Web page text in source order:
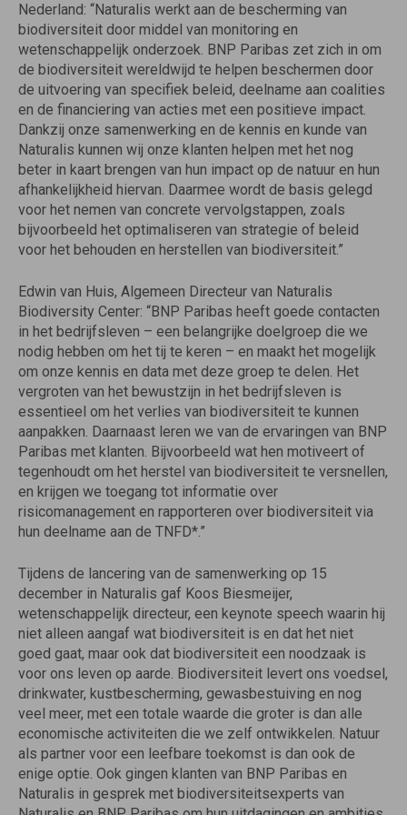
Nederland: “Naturalis werkt aan de bescherming van
biodiversiteit door middel van monitoring en
wetenschappelijk onderzoek. BNP Paribas zet zich in om
de biodiversiteit wereldwijd te helpen beschermen door
de uitvoering van specifiek beleid, deelname aan coalities
en de financiering van acties met een positieve impact.
Dankzij onze samenwerking en de kennis en kunde van
Naturalis kunnen wij onze klanten helpen met het nog
beter in kaart brengen van hun impact op de natuur en hun
afhankelijkheid hiervan. Daarmee wordt de basis gelegd
voor het nemen van concrete vervolgstappen, zoals
bijvoorbeeld het optimaliseren van strategie of beleid
voor het behouden en herstellen van biodiversiteit.”
Edwin van Huis, Algemeen Directeur van Naturalis
Biodiversity Center: “BNP Paribas heeft goede contacten
in het bedrijfsleven – een belangrijke doelgroep die we
nodig hebben om het tij te keren – en maakt het mogelijk
om onze kennis en data met deze groep te delen. Het
vergroten van het bewustzijn in het bedrijfsleven is
essentieel om het verlies van biodiversiteit te kunnen
aanpakken. Daarnaast leren we van de ervaringen van BNP
Paribas met klanten. Bijvoorbeeld wat hen motiveert of
tegenhoudt om het herstel van biodiversiteit te versnellen,
en krijgen we toegang tot informatie over
risicomanagement en rapporteren over biodiversiteit via
hun deelname aan de TNFD*.”
Tijdens de lancering van de samenwerking op 15
december in Naturalis gaf Koos Biesmeijer,
wetenschappelijk directeur, een keynote speech waarin hij
niet alleen aangaf wat biodiversiteit is en dat het niet
goed gaat, maar ook dat biodiversiteit een noodzaak is
voor ons leven op aarde. Biodiversiteit levert ons voedsel,
drinkwater, kustbescherming, gewasbestuiving en nog
veel meer, met een totale waarde die groter is dan alle
economische activiteiten die we zelf ontwikkelen. Natuur
als partner voor een leefbare toekomst is dan ook de
enige optie. Ook gingen klanten van BNP Paribas en
Naturalis in gesprek met biodiversiteitsexperts van